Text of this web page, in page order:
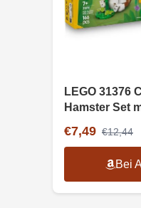
LEGO 31376
Hamster Set
€7,49 €12,44
Bei